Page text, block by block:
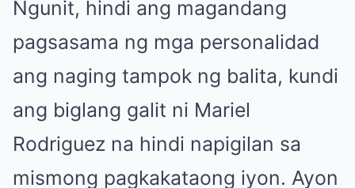
Ngunit, hindi ang magandang
pagsasama ng mga personalidad
ang naging tampok ng balita, kundi
ang biglang galit ni Mariel
Rodriguez na hindi napigilan sa
mismong pagkakataong iyon. Ayon